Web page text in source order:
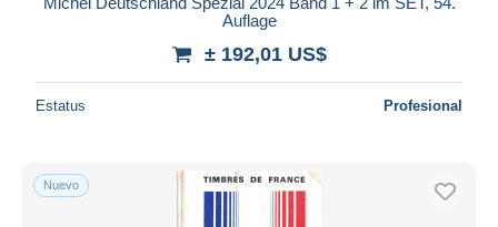
Auflage
± 192,01 US$
Estatus Profesional
Nuevo